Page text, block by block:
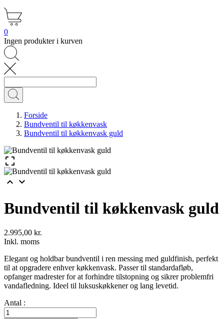
0
Ingen produkter i kurven
Forside
Bundventil til køkkenvask
Bundventil til køkkenvask guld

 
Bundventil til køkkenvask guld
2.995,00 kr.
Inkl. moms
Elegant og holdbar bundventil i ren messing med guldfinish, perfekt
til at opgradere enhver køkkenvask. Passer til standardafløb,
opfanger madrester for at forhindre tilstopning og sikrer problemfri
vandafledning. Ideel til luksuskøkkener og lang levetid.
Antal :